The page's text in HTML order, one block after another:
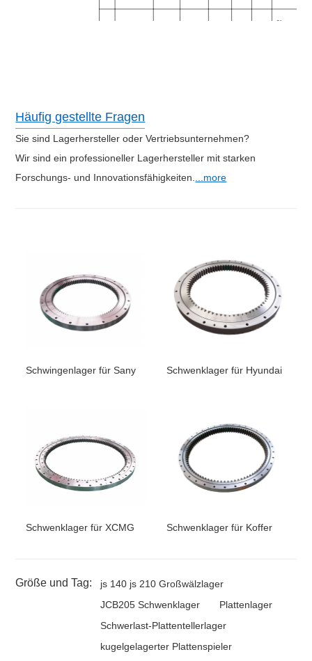
31-
Häufig gestellte Fragen
Sie sind Lagerhersteller oder Vertriebsunternehmen?
Wir sind ein professioneller Lagerhersteller mit starken
Forschungs- und Innovationsfähigkeiten....more
Schwingenlager für Sany Schwenklager für Hyundai
Schwenklager für XCMG Schwenklager für Koffer
Größe und Tag:
js 140 js 210 Großwälzlager
JCB205 Schwenklager
Plattenlager
Schwerlast-Plattentellerlager
kugelgelagerter Plattenspieler